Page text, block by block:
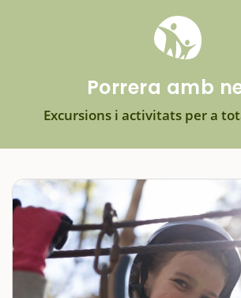
Porrera amb
Excursions i activitats per a